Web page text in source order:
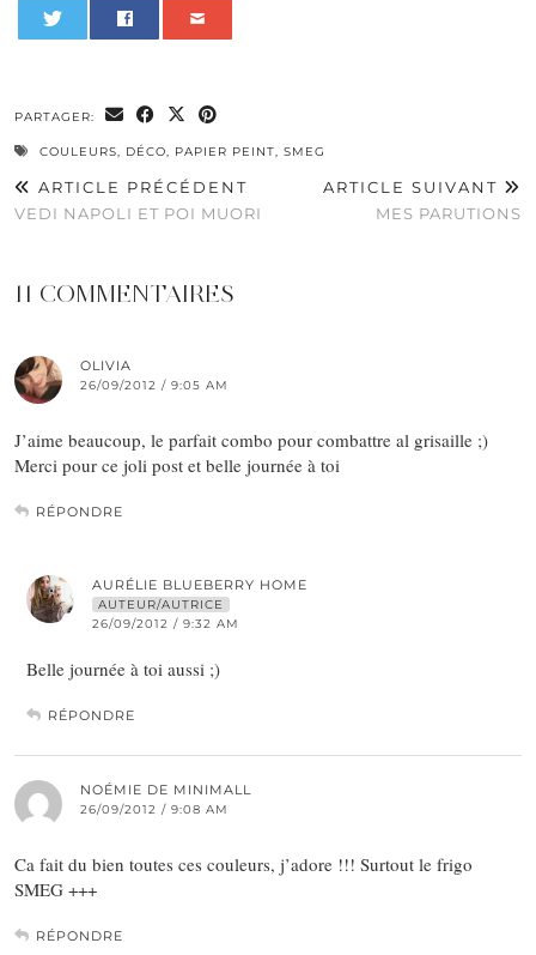
PARTAGER:
COULEURS DÉCO PAPIER PEINT SMEG
ARTICLE PRÉCÉDENT
VEDI NAPOLI ET POI MUORI
ARTICLE SUIVANT
MES PARUTIONS
11 COMMENTAIRES
OLIVIA
26/09/2012 / 9:05 AM
J’aime beaucoup, le parfait combo pour combattre al grisaille ;)
Merci pour ce joli post et belle journée à toi
RÉPONDRE
AURÉLIE BLUEBERRY HOME
AUTEUR/AUTRICE
26/09/2012 / 9:32 AM
Belle journée à toi aussi ;)
RÉPONDRE
NOÉMIE DE MINIMALL
26/09/2012 / 9:08 AM
Ca fait du bien toutes ces couleurs, j’adore !!! Surtout le frigo
SMEG +++
RÉPONDRE